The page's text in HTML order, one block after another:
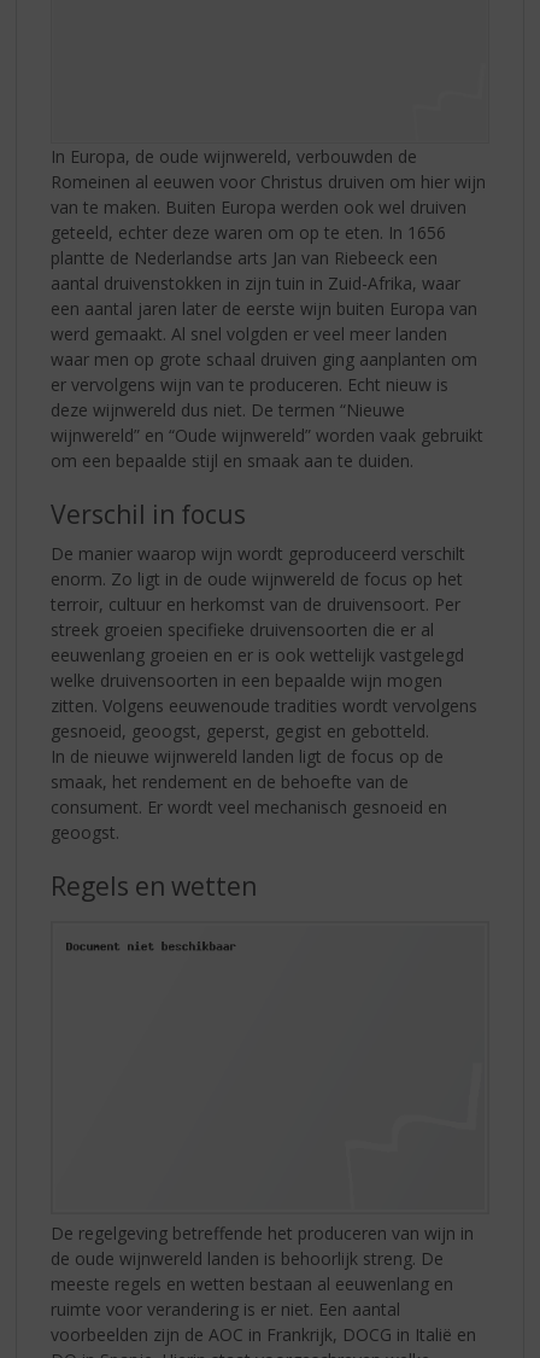
In Europa, de oude wijnwereld, verbouwden de
Romeinen al eeuwen voor Christus druiven om hier wijn
van te maken. Buiten Europa werden ook wel druiven
geteeld, echter deze waren om op te eten. In 1656
plantte de Nederlandse arts Jan van Riebeeck een
aantal druivenstokken in zijn tuin in Zuid-Afrika, waar
een aantal jaren later de eerste wijn buiten Europa van
werd gemaakt. Al snel volgden er veel meer landen
waar men op grote schaal druiven ging aanplanten om
er vervolgens wijn van te produceren. Echt nieuw is
deze wijnwereld dus niet. De termen “Nieuwe
wijnwereld” en “Oude wijnwereld” worden vaak gebruikt
om een bepaalde stijl en smaak aan te duiden.
Verschil in focus
De manier waarop wijn wordt geproduceerd verschilt
enorm. Zo ligt in de oude wijnwereld de focus op het
terroir, cultuur en herkomst van de druivensoort. Per
streek groeien specifieke druivensoorten die er al
eeuwenlang groeien en er is ook wettelijk vastgelegd
welke druivensoorten in een bepaalde wijn mogen
zitten. Volgens eeuwenoude tradities wordt vervolgens
gesnoeid, geoogst, geperst, gegist en gebotteld.
In de nieuwe wijnwereld landen ligt de focus op de
smaak, het rendement en de behoefte van de
consument. Er wordt veel mechanisch gesnoeid en
geoogst.
Regels en wetten
De regelgeving betreffende het produceren van wijn in
de oude wijnwereld landen is behoorlijk streng. De
meeste regels en wetten bestaan al eeuwenlang en
ruimte voor verandering is er niet. Een aantal
voorbeelden zijn de AOC in Frankrijk, DOCG in Italië en